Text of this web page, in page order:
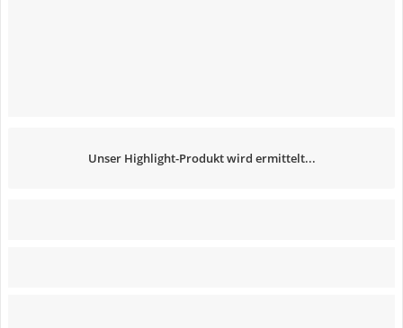
Unser Highlight-Produkt wird ermittelt...